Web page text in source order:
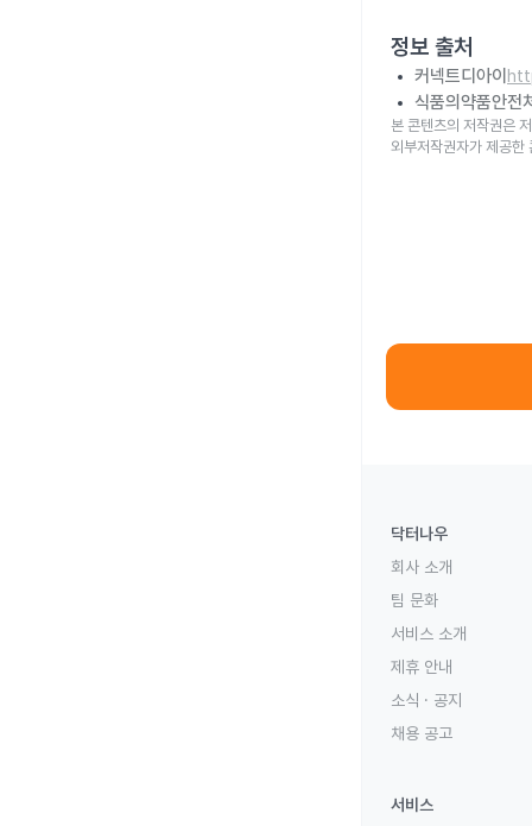
정보 출처
커넥트디아이
식품의약품안전
본 콘텐츠의 저작권은
외부저작권자가 제공한
닥터나우
회사 소개
팀 문화
서비스 소개
제휴 안내
소식 · 공지
채용 공고
서비스